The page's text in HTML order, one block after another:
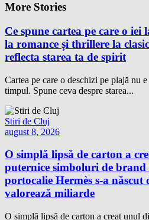
More Stories
Ce spune cartea pe care o iei
la romance și thrillere la
reflecta starea ta de spirit
Cartea pe care o deschizi pe plajă nu
timpul. Spune ceva despre starea...
Stiri de Cluj
august 8, 2026
O simplă lipsă de carton a
puternice simboluri de
portocalie Hermès s-a
valorează miliarde
O simplă lipsă de carton a creat unul